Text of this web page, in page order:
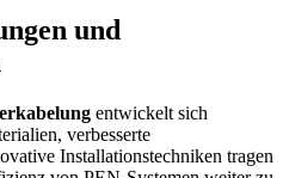
und
entwickelt sich
verbesserte
Installationstechniken tragen